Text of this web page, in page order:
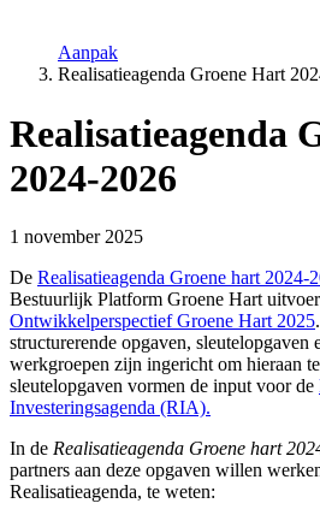
Aanpak
Realisatieagenda Groene Hart
Realisatieagenda
2024-2026
1 november 2025
De Realisatieagenda Groene hart 2024-
Bestuurlijk Platform Groene Hart
Ontwikkelperspectief Groene Hart 2025
structurerende opgaven,
werkgroepen zijn ingericht om hieraan
sleutelopgaven vormen de input voor de
Investeringsagenda (RIA).
In de Realisatieagenda Groene hart
partners aan deze opgaven willen
Realisatieagenda, te weten: